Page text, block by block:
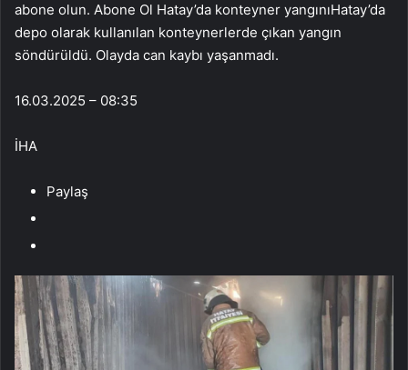
abone olun. Abone Ol Hatay’da konteyner yangınıHatay’da
depo olarak kullanılan konteynerlerde çıkan yangın
söndürüldü. Olayda can kaybı yaşanmadı.
16.03.2025 – 08:35
İHA
Paylaş